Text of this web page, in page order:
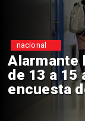
Aprueban
Sebastián
de $4 mil
Regiones